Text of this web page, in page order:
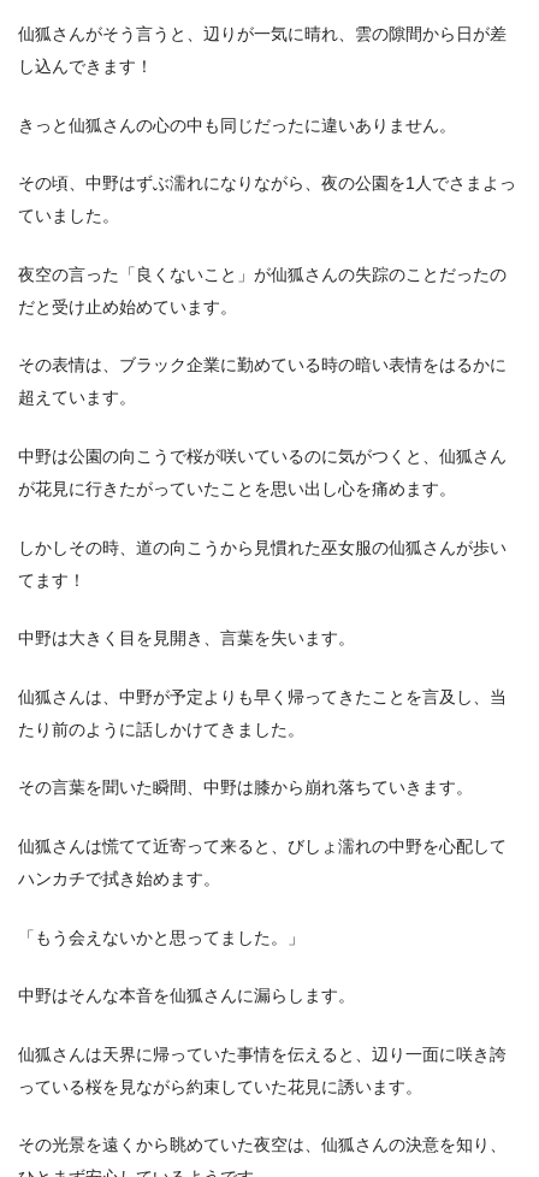
仙狐さんがそう言うと、辺りが一気に晴れ、雲の隙間から日が差
し込んできます！
きっと仙狐さんの心の中も同じだったに違いありません。
その頃、中野はずぶ濡れになりながら、夜の公園を1人でさまよっ
ていました。
夜空の言った「良くないこと」が仙狐さんの失踪のことだったの
だと受け止め始めています。
その表情は、ブラック企業に勤めている時の暗い表情をはるかに
超えています。
中野は公園の向こうで桜が咲いているのに気がつくと、仙狐さん
が花見に行きたがっていたことを思い出し心を痛めます。
しかしその時、道の向こうから見慣れた巫女服の仙狐さんが歩い
てます！
中野は大きく目を見開き、言葉を失います。
仙狐さんは、中野が予定よりも早く帰ってきたことを言及し、当
たり前のように話しかけてきました。
その言葉を聞いた瞬間、中野は膝から崩れ落ちていきます。
仙狐さんは慌てて近寄って来ると、びしょ濡れの中野を心配して
ハンカチで拭き始めます。
「もう会えないかと思ってました。」
中野はそんな本音を仙狐さんに漏らします。
仙狐さんは天界に帰っていた事情を伝えると、辺り一面に咲き誇
っている桜を見ながら約束していた花見に誘います。
その光景を遠くから眺めていた夜空は、仙狐さんの決意を知り、